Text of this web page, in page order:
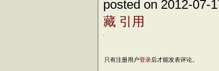
posted on 2012-07-
藏 引用
只有注册用户登录后才能发表评论。